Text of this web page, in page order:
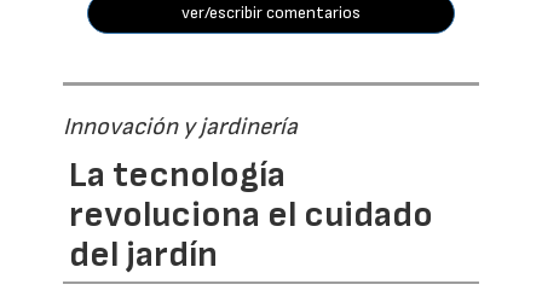
ver/escribir comentarios
Innovación y jardinería
La tecnología
revoluciona el cuidado
del jardín